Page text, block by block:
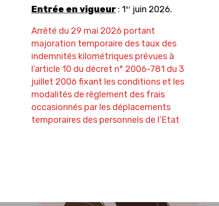
Entrée en vigueur : 1 er juin 2026.
Arrêté du 29 mai 2026 portant
majoration temporaire des taux des
indemnités kilométriques prévues à
l’article 10 du décret n° 2006-781 du 3
juillet 2006 fixant les conditions et les
modalités de règlement des frais
occasionnés par les déplacements
temporaires des personnels de l’Etat